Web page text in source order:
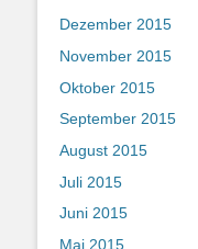
Dezember 2015
November 2015
Oktober 2015
September 2015
August 2015
Juli 2015
Juni 2015
Mai 2015